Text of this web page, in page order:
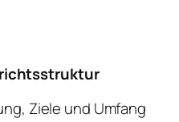
Ziele und Umfang